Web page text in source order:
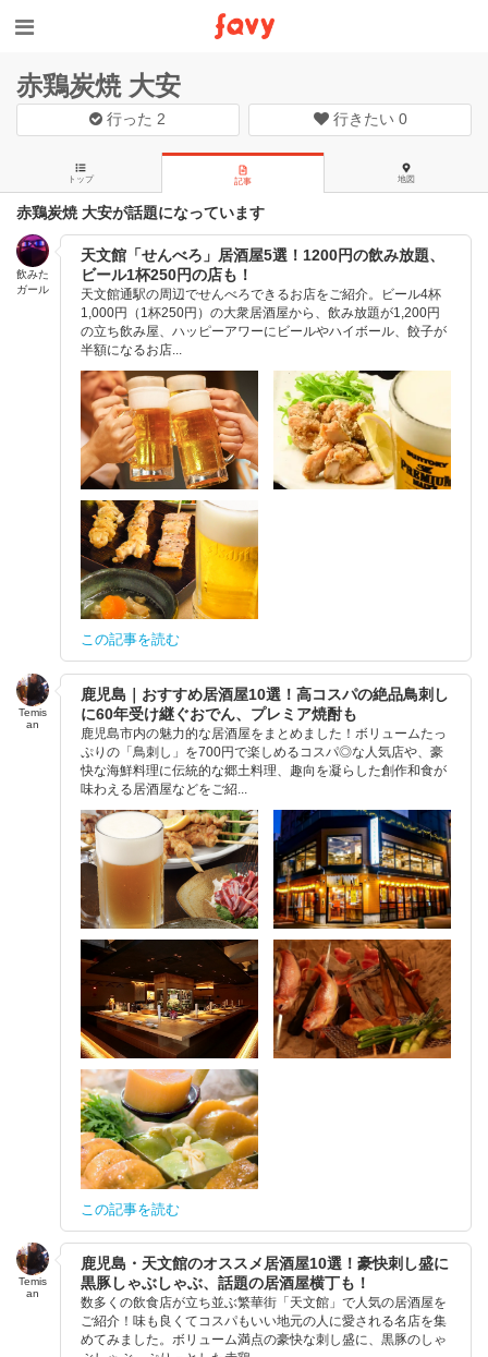
赤鶏炭焼 大安
行った 2 行きたい 0
トップ 記事 地図
赤鶏炭焼 大安が話題になっています
飲みた
ガール
天文館「せんべろ」居酒屋5選！1200円の飲み放題、
ビール1杯250円の店も！
天文館通駅の周辺でせんべろできるお店をご紹介。ビール4杯
1,000円（1杯250円）の大衆居酒屋から、飲み放題が1,200円
の立ち飲み屋、ハッピーアワーにビールやハイボール、餃子が
半額になるお店...
この記事を読む
Temis
an
鹿児島｜おすすめ居酒屋10選！高コスパの絶品鳥刺し
に60年受け継ぐおでん、プレミア焼酎も
鹿児島市内の魅力的な居酒屋をまとめました！ボリュームたっ
ぷりの「鳥刺し」を700円で楽しめるコスパ◎な人気店や、豪
快な海鮮料理に伝統的な郷土料理、趣向を凝らした創作和食が
味わえる居酒屋などをご紹...
この記事を読む
Temis
an
鹿児島・天文館のオススメ居酒屋10選！豪快刺し盛に
黒豚しゃぶしゃぶ、話題の居酒屋横丁も！
数多くの飲食店が立ち並ぶ繁華街「天文館」で人気の居酒屋を
ご紹介！味も良くてコスパもいい地元の人に愛される名店を集
めてみました。ボリューム満点の豪快な刺し盛に、黒豚のしゃ